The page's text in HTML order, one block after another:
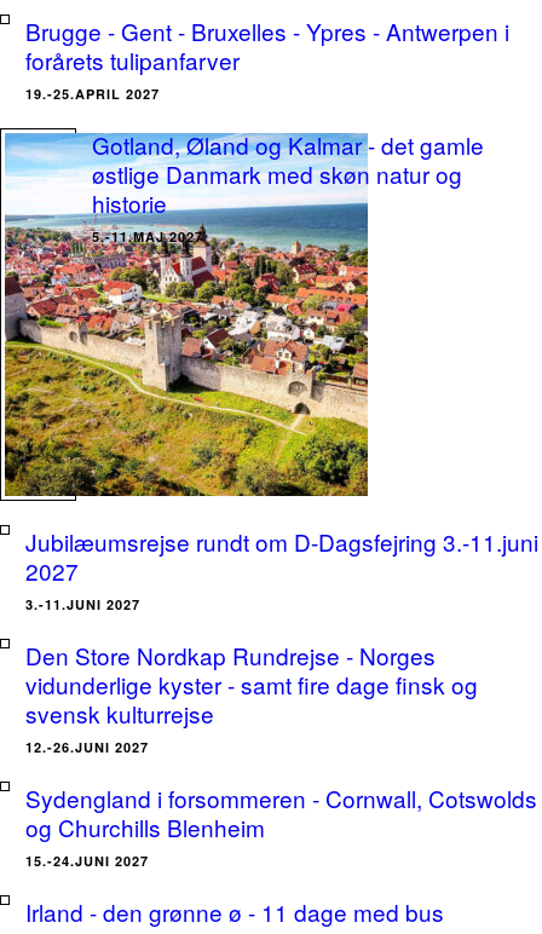
Brugge - Gent - Bruxelles - Ypres - Antwerpen i
forårets tulipanfarver
19.-25.APRIL 2027
Gotland, Øland og Kalmar - det gamle
østlige Danmark med skøn natur og
historie
5.-11.MAJ 2027
Jubilæumsrejse rundt om D-Dagsfejring 3.-11.juni
2027
3.-11.JUNI 2027
Den Store Nordkap Rundrejse - Norges
vidunderlige kyster - samt fire dage finsk og
svensk kulturrejse
12.-26.JUNI 2027
Sydengland i forsommeren - Cornwall, Cotswolds
og Churchills Blenheim
15.-24.JUNI 2027
Irland - den grønne ø - 11 dage med bus